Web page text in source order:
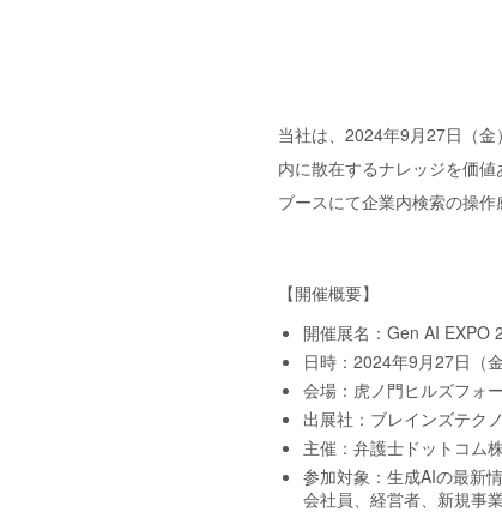
当社は、2024年9月27日（
内に散在するナレッジを価
ブースにて企業内検索の操作
【開催概要】
開催展名：Gen AI EXPO
日時：2024年9月27日
会場：虎ノ門ヒルズフォ
出展社：ブレインズテク
主催：弁護士ドットコム
参加対象：生成AIの最新
会社員、経営者、新規事